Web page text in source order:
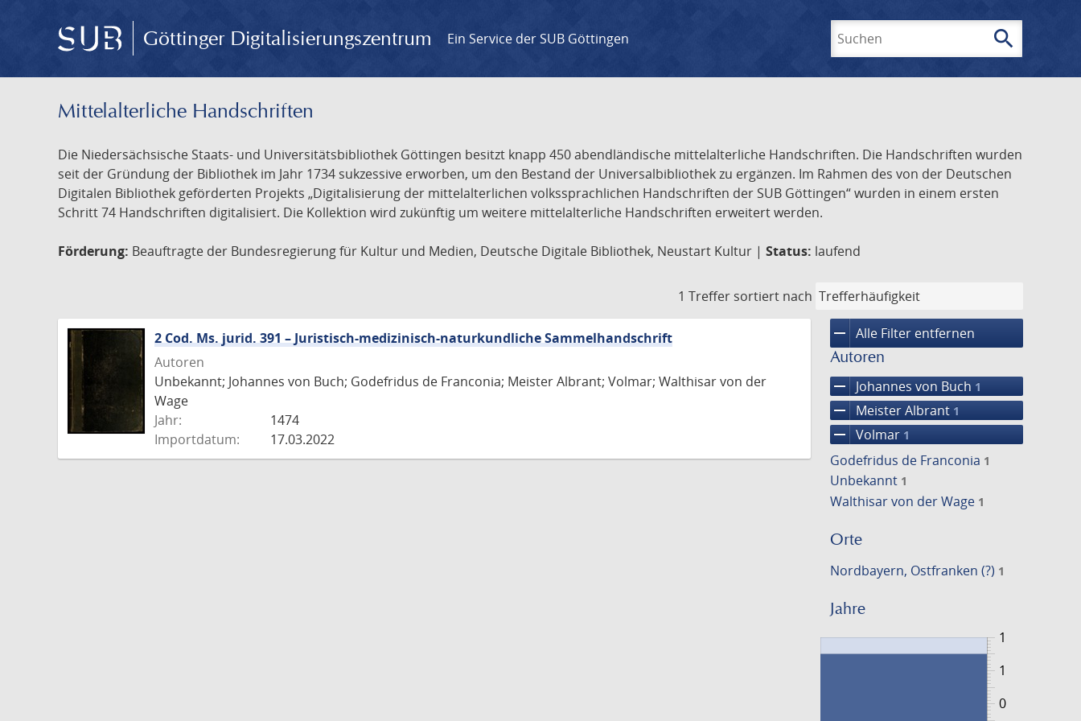
Göttinger Digitalisierungszentrum Ein Service der SUB Göttingen search
Mittelalterliche Handschriften
Die Niedersächsische Staats- und Universitätsbibliothek Göttingen besitzt knapp 450 abendländische mittelalterliche Handschriften. Die Handschriften wurden
seit der Gründung der Bibliothek im Jahr 1734 sukzessive erworben, um den Bestand der Universalbibliothek zu ergänzen. Im Rahmen des von der Deutschen
Digitalen Bibliothek geförderten Projekts „Digitalisierung der mittelalterlichen volkssprachlichen Handschriften der SUB Göttingen“ wurden in einem ersten
Schritt 74 Handschriften digitalisiert. Die Kollektion wird zukünftig um weitere mittelalterliche Handschriften erweitert werden.
Förderung: Beauftragte der Bundesregierung für Kultur und Medien, Deutsche Digitale Bibliothek, Neustart Kultur | Status: laufend
1 Treffer sortiert nach
remove Alle Filter entfernen
Autoren
remove Johannes von Buch 1
remove Meister Albrant 1
remove Volmar 1
Godefridus de Franconia 1
Unbekannt 1
Walthisar von der Wage 1
Orte
Nordbayern, Ostfranken (?) 1
Jahre
1
0
1
2 Cod. Ms. jurid. 391 – Juristisch-medizinisch-naturkundliche Sammelhandschrift
Autoren
Unbekannt; Johannes von Buch; Godefridus de Franconia; Meister Albrant; Volmar; Walthisar von der
Wage
Jahr:
1474
Importdatum:
17.03.2022